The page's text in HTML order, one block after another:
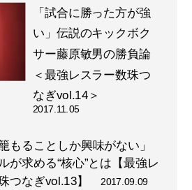
「試合に勝った方が強
い」伝説のキックボク
サー藤原敏男の勝負論
＜最強レスラー数珠つ
なぎvol.14＞
2017.11.05
もることしか興味がない」
が求める“核心”とは【最強レ
つなぎvol.13】
2017.09.09